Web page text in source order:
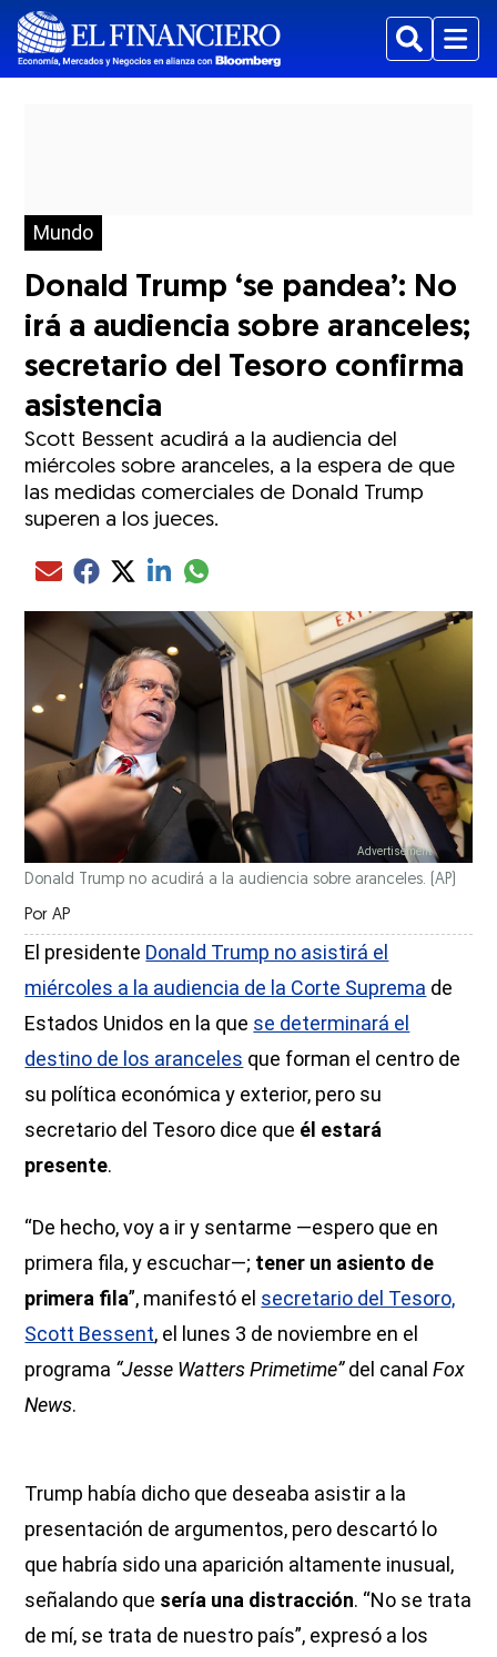
BuscarMenu
Mundo
Donald Trump ‘se pandea’: No
irá a audiencia sobre aranceles;
secretario del Tesoro confirma
asistencia
Scott Bessent acudirá a la audiencia del
miércoles sobre aranceles, a la espera de que
las medidas comerciales de Donald Trump
superen a los jueces.
Compartir el artículo actual mediante Email
Compartir el artículo actual mediante Facebook
Compartir el artículo actual mediante Twitter
Compartir el artículo actual mediante LinkedIn
Compartir el artículo actual mediante
Donald Trump no acudirá a la audiencia sobre aranceles. (AP)
Por AP
El presidente Donald Trump no asistirá el
miércoles a la audiencia de la Corte Suprema de
Estados Unidos en la que se determinará el
destino de los aranceles que forman el centro de
su política económica y exterior, pero su
secretario del Tesoro dice que él estará
presente.
“De hecho, voy a ir y sentarme —espero que en
primera fila, y escuchar—; tener un asiento de
primera fila”, manifestó el secretario del Tesoro,
Scott Bessent, el lunes 3 de noviembre en el
programa “Jesse Watters Primetime”del canalFox
News.
Trump había dicho que deseaba asistir a la
presentación de argumentos, pero descartó lo
que habría sido una aparición altamente inusual,
señalando que sería una distracción. “No se trata
de mí, se trata de nuestro país”, expresó a los